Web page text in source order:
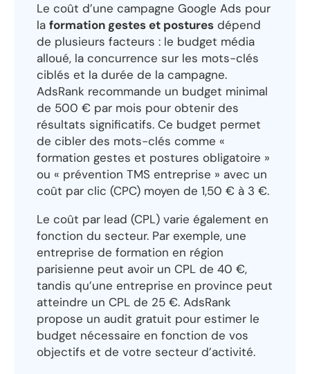
Le coût d’une campagne Google Ads pour
laformation gestes et postures dépend
de plusieurs facteurs : le budget média
alloué, la concurrence sur les mots-clés
ciblés et la durée de la campagne.
AdsRank recommande un budget minimal
de 500 € par mois pour obtenir des
résultats significatifs. Ce budget permet
de cibler des mots-clés comme «
formation gestes et postures obligatoire »
ou « prévention TMS entreprise » avec un
coût par clic (CPC) moyen de 1,50 € à 3 €.
Le coût par lead (CPL) varie également en
fonction du secteur. Par exemple, une
entreprise de formation en région
parisienne peut avoir un CPL de 40 €,
tandis qu’une entreprise en province peut
atteindre un CPL de 25 €. AdsRank
propose un audit gratuit pour estimer le
budget nécessaire en fonction de vos
objectifs et de votre secteur d’activité.